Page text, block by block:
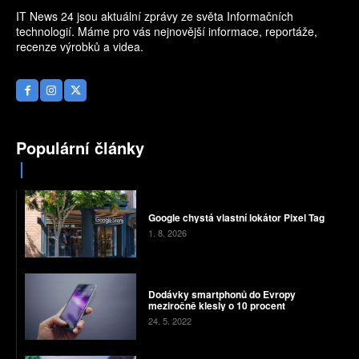
IT News 24 jsou aktuální zprávy ze světa Informačních
technologií. Máme pro vás nejnovější informace, reportáže,
recenze výrobků a videa.
Populární články
Google chystá vlastní lokátor Pixel Tag
1. 8. 2026
Dodávky smartphonů do Evropy
meziročně klesly o 10 procent
24. 5. 2022